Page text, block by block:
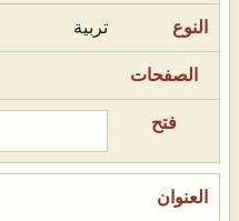
تربية